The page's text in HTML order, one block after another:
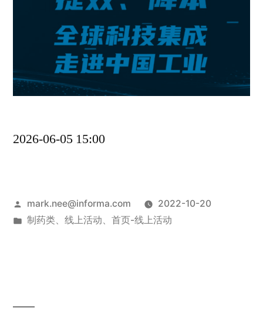
2026-06-05 15:00
mark.nee@informa.com
2022-10-20
制药类、 线上活动、 首页-线上活动